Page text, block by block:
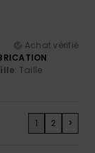
Achat vérifié
: Taille
1 2 >